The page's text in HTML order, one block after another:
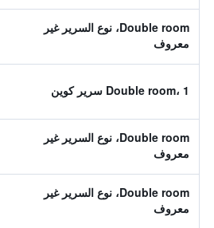
Double room، نوع السرير غير
معروف
Double room، 1 سرير كوين
Double room، نوع السرير غير
معروف
Double room، نوع السرير غير
معروف